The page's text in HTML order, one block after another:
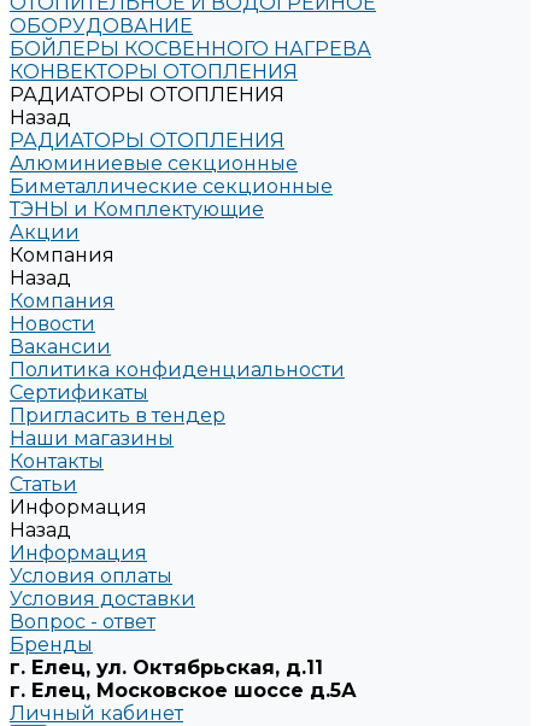
ОБОРУДОВАНИЕ
БОЙЛЕРЫ КОСВЕННОГО НАГРЕВА
КОНВЕКТОРЫ ОТОПЛЕНИЯ
РАДИАТОРЫ ОТОПЛЕНИЯ
Назад
РАДИАТОРЫ ОТОПЛЕНИЯ
Алюминиевые секционные
Биметаллические секционные
ТЭНЫ и Комплектующие
Акции
Компания
Назад
Компания
Новости
Вакансии
Политика конфиденциальности
Сертификаты
Пригласить в тендер
Наши магазины
Контакты
Статьи
Информация
Назад
Информация
Условия оплаты
Условия доставки
Вопрос - ответ
Бренды
г. Елец, ул. Октябрьская, д.11
г. Елец, Московское шоссе д.5А
Личный кабинет